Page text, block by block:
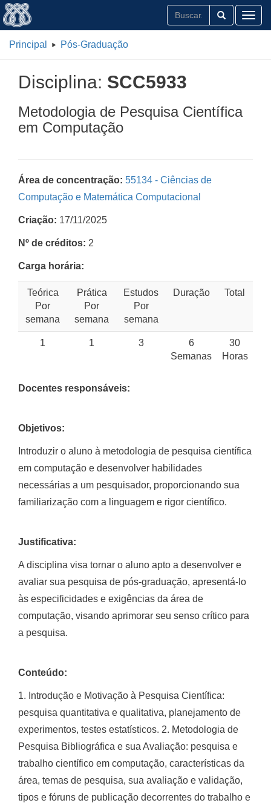
Principal Pós-Graduação
Disciplina: SCC5933
Metodologia de Pesquisa Científica
em Computação
Área de concentração: 55134 - Ciências de
Computação e Matemática Computacional
Criação: 17/11/2025
Nº de créditos: 2
Carga horária:
Teórica
Por
semana
Prática
Por
semana
Estudos
Por
semana
Duração Total
1 1 3
6
Semanas
30
Horas
Docentes responsáveis:
Objetivos:
Introduzir o aluno à metodologia de pesquisa científica
em computação e desenvolver habilidades
necessárias a um pesquisador, proporcionando sua
familiarização com a linguagem e rigor científico.
Justificativa:
A disciplina visa tornar o aluno apto a desenvolver e
avaliar sua pesquisa de pós-graduação, apresentá-lo
às especificidades e exigências da área de
computação, visando aprimorar seu senso crítico para
a pesquisa.
Conteúdo:
1. Introdução e Motivação à Pesquisa Científica:
pesquisa quantitativa e qualitativa, planejamento de
experimentos, testes estatísticos. 2. Metodologia de
Pesquisa Bibliográfica e sua Avaliação: pesquisa e
trabalho científico em computação, características da
área, temas de pesquisa, sua avaliação e validação,
tipos e fóruns de publicação decorrentes do trabalho e